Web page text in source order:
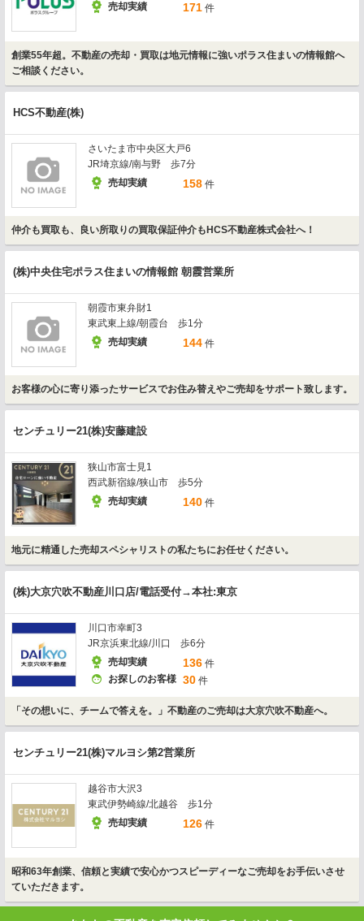
売却実績
171 件
創業55年超。不動産の売却・買取は地元情報に強いポラス住まいの情報館へ
ご相談ください。
HCS不動産(株)
さいたま市中央区大戸6
JR埼京線/南与野 歩7分
売却実績
158 件
仲介も買取も、良い所取りの買取保証仲介もHCS不動産株式会社へ！
(株)中央住宅ポラス住まいの情報館 朝霞営業所
朝霞市東弁財1
東武東上線/朝霞台 歩1分
売却実績
144 件
お客様の心に寄り添ったサービスでお住み替えやご売却をサポート致します。
センチュリー21(株)安藤建設
狭山市富士見1
西武新宿線/狭山市 歩5分
売却実績
140 件
地元に精通した売却スペシャリストの私たちにお任せください。
(株)大京穴吹不動産川口店/電話受付→本社:東京
川口市幸町3
JR京浜東北線/川口 歩6分
売却実績
136 件
お探しのお客様 30 件
「その想いに、チームで答えを。」不動産のご売却は大京穴吹不動産へ。
センチュリー21(株)マルヨシ第2営業所
越谷市大沢3
東武伊勢崎線/北越谷 歩1分
売却実績
126 件
昭和63年創業、信頼と実績で安心かつスピーディーなご売却をお手伝いさせ
ていただきます。